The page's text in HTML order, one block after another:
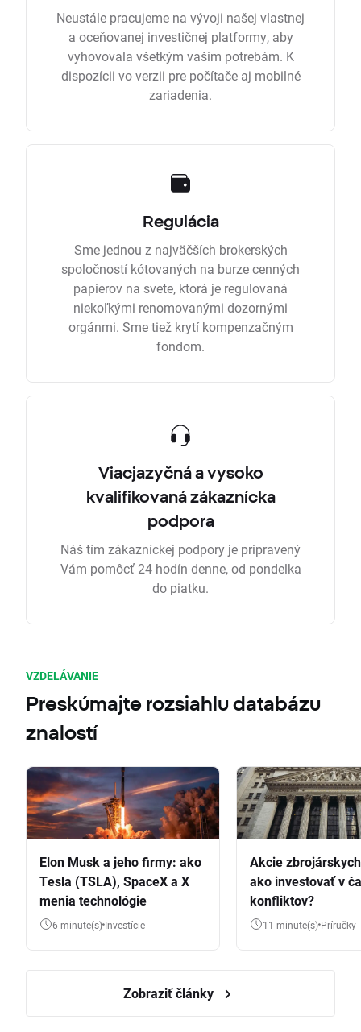
Neustále pracujeme na vývoji našej vlastnej
a oceňovanej investičnej platformy, aby
vyhovovala všetkým vašim potrebám. K
dispozícii vo verzii pre počítače aj mobilné
zariadenia.
Regulácia
Sme jednou z najväčších brokerských
spoločností kótovaných na burze cenných
papierov na svete, ktorá je regulovaná
niekoľkými renomovanými dozornými
orgánmi. Sme tiež krytí kompenzačným
fondom.
Viacjazyčná a vysoko
kvalifikovaná zákaznícka
podpora
Náš tím zákazníckej podpory je pripravený
Vám pomôcť 24 hodín denne, od pondelka
do piatku.
VZDELÁVANIE
Preskúmajte rozsiahlu databázu
znalostí
Elon Musk a jeho firmy: ako
Tesla (TSLA), SpaceX a X
menia technológie
6 minute(s) Investície
Akcie
ako investovať v
konfliktov?
11 minute(s) Príručky
Zobraziť články